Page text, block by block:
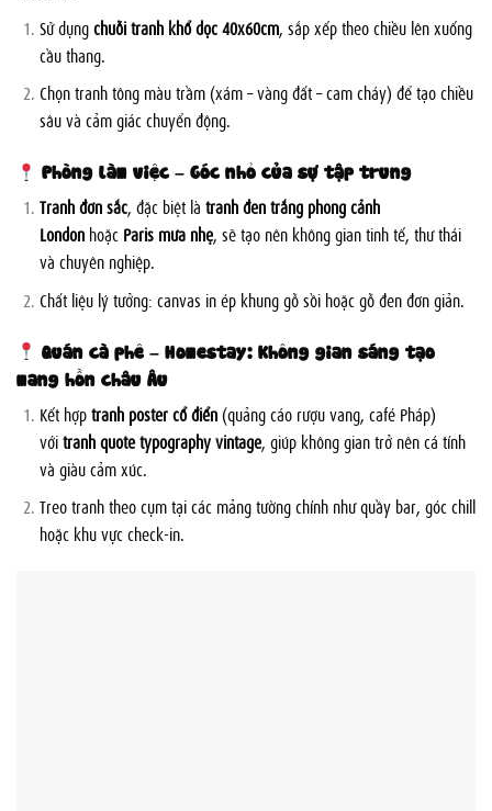
Sử dụngchuỗi tranh khổ dọc 40x60cm, sắp xếp theo chiều lên xuống
cầu thang.
Chọn tranh tông màu trầm (xám – vàng đất – cam cháy) để tạo chiều
sâu và cảm giác chuyển động.
Phòng làm việc – Góc nhỏ của sự tập trung
Tranh đơn sắc, đặc biệt là tranh đen trắng phong cảnh
Londonhoặc Paris mưa nhẹ, sẽ tạo nên không gian tinh tế, thư thái
và chuyên nghiệp.
Chất liệu lý tưởng: canvas in ép khung gỗ sồi hoặc gỗ đen đơn giản.
Quán cà phê – Homestay: Không gian sáng tạo
mang hồn châu Âu
Kết hợptranh poster cổ điển(quảng cáo rượu vang, café Pháp)
vớitranh quote typography vintage, giúp không gian trở nên cá tính
và giàu cảm xúc.
Treo tranh theo cụm tại các mảng tường chính như quầy bar, góc chill
hoặc khu vực check-in.